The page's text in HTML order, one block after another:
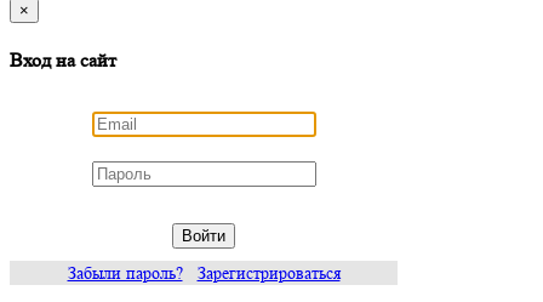
×
Вход на сайт
Войти
Забыли пароль? Зарегистрироваться